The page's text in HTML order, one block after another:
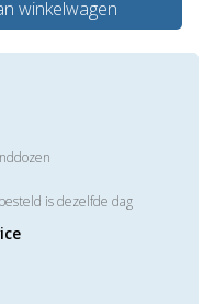
winkelwagen
is dezelfde dag